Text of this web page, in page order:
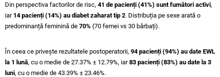
Din perspectiva factorilor de risc, 41 de pacienți (41%) sunt fumători activi,
iar 14 pacienți (14%) au diabet zaharat tip 2. Distribuția pe sexe arată o
predominanță feminină de 70% (70 femei vs 30 bărbați).
În ceea ce privește rezultatele postoperatorii, 94 pacienți (94%) au date EWL
la 1 lună, cu o medie de 27.37% ± 12.79%, iar83 pacienți (83%) au date la 3
luni, cu o medie de 43.39% ± 23.46%.